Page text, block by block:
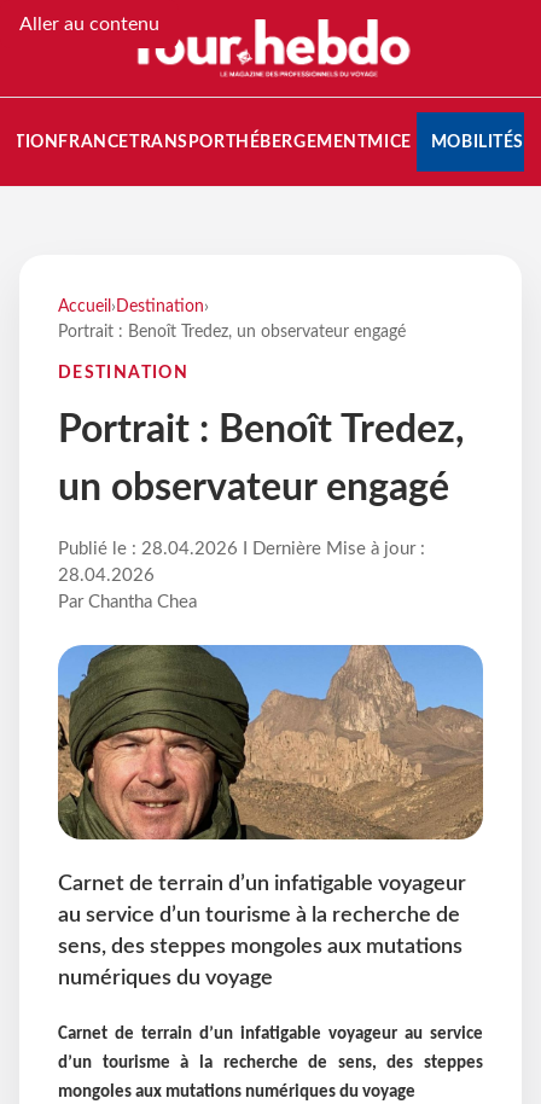
Aller au contenu
FRANCETRANSPORT HÉBERGEMENTMICE MOBILITÉS
Accueil › Destination›
Portrait : Benoît Tredez, un observateur engagé
DESTINATION
Portrait : Benoît Tredez,
un observateur engagé
Publié le : 28.04.2026 I Dernière Mise à jour :
28.04.2026
Par Chantha Chea
Carnet de terrain d’un infatigable voyageur
au service d’un tourisme à la recherche de
sens, des steppes mongoles aux mutations
numériques du voyage
Carnet de terrain d’un infatigable voyageur au service
d’un tourisme à la recherche de sens, des steppes
mongoles aux mutations numériques du voyage